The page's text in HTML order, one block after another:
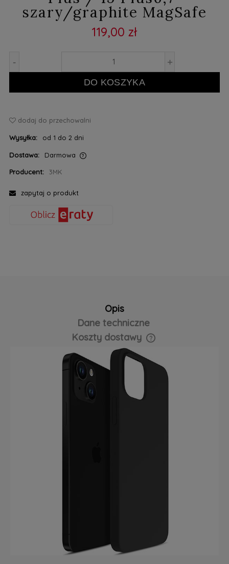
szary/graphite MagSafe
119,00 zł
- +
DO KOSZYKA
dodaj do przechowalni
Wysyłka: od 1 do 2 dni
Dostawa:
Darmowa
Producent:
3MK
zapytaj o produkt
Opis
Dane techniczne
Koszty dostawy
Cena nie zawiera ewentualnych kosztów płatności